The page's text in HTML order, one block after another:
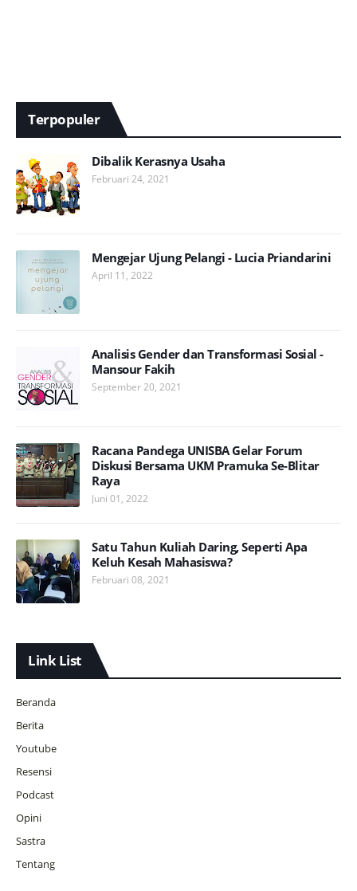
Terpopuler
Dibalik Kerasnya Usaha
Februari 24, 2021
Mengejar Ujung Pelangi - Lucia Priandarini
April 11, 2022
Analisis Gender dan Transformasi Sosial -
Mansour Fakih
September 20, 2021
Racana Pandega UNISBA Gelar Forum
Diskusi Bersama UKM Pramuka Se-Blitar
Raya
Juni 01, 2022
Satu Tahun Kuliah Daring, Seperti Apa
Keluh Kesah Mahasiswa?
Februari 08, 2021
Link List
Beranda
Berita
Youtube
Resensi
Podcast
Opini
Sastra
Tentang